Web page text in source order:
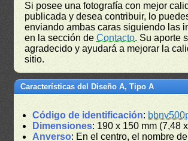
Si posee una fotografía con mejor
publicada y desea contribuir, lo
enviando ambas caras siguiendo las
en la sección deContacto. Su aporte
agradecido y ayudará a mejorar la
sitio.
Características del Diseño A, Tipo A
Código de identificación:
Dimensiones: 190 x 150 mm (7,48
Anverso: En el centro, el nombre